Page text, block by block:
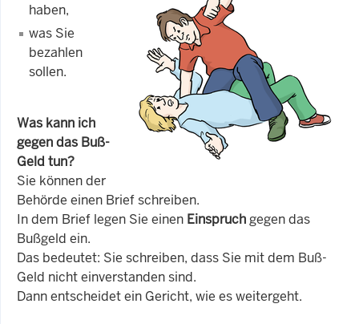
haben,
was Sie
bezahlen
sollen.
Was kann ich
gegen das Buß-
Geld tun?
Sie können der
Behörde einen Brief schreiben.
In dem Brief legen Sie einen Einspruchgegen das
Bußgeld ein.
Das bedeutet: Sie schreiben, dass Sie mit dem Buß-
Geld nicht einverstanden sind.
Dann entscheidet ein Gericht, wie es weitergeht.